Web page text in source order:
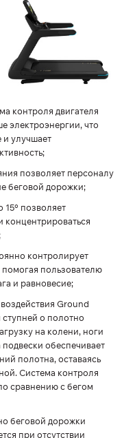
контроля двигателя
электроэнергии, что
и улучшает
позволяет персоналу
беговой дорожки;
15° позволяет
концентрироваться
контролирует
пользователю
и равновесие;
Ground
о полотно
на колени, ноги
обеспечивает
полотна, оставаясь
Система контроля
сравнению с бегом
беговой дорожки
при отсутствии